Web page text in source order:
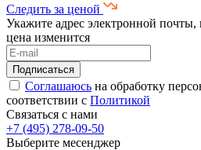
Следить за ценой
Укажите адрес электронной
цена изменится
Соглашаюсь на обработку
соответствии с Политикой
Связаться с нами
+7 (495) 278-09-50
Выберите месенджер